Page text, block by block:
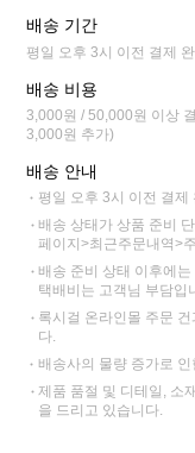
배송 기간
평일 오후 3시 이전 결제
배송 비용
3,000원 / 50,000원 이상
3,000원 추가)
배송 안내
평일 오후 3시 이전 결제
배송 상태가 상품 준비
페이지>최근주문내역>
배송 준비 상태 이후에
택배비는 고객님 부담입
록시걸 온라인몰 주문
다.
배송사의 물량 증가로
제품 품절 및 디테일, 소
을 드리고 있습니다.